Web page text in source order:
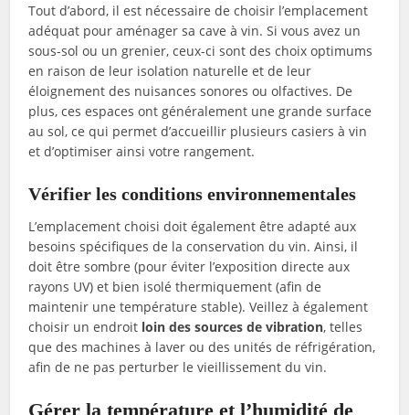
Tout d’abord, il est nécessaire de choisir l’emplacement
adéquat pour aménager sa cave à vin. Si vous avez un
sous-sol ou un grenier, ceux-ci sont des choix optimums
en raison de leur isolation naturelle et de leur
éloignement des nuisances sonores ou olfactives. De
plus, ces espaces ont généralement une grande surface
au sol, ce qui permet d’accueillir plusieurs casiers à vin
et d’optimiser ainsi votre rangement.
Vérifier les conditions environnementales
L’emplacement choisi doit également être adapté aux
besoins spécifiques de la conservation du vin. Ainsi, il
doit être sombre (pour éviter l’exposition directe aux
rayons UV) et bien isolé thermiquement (afin de
maintenir une température stable). Veillez à également
choisir un endroit loin des sources de vibration, telles
que des machines à laver ou des unités de réfrigération,
afin de ne pas perturber le vieillissement du vin.
Gérer la température et l’humidité de